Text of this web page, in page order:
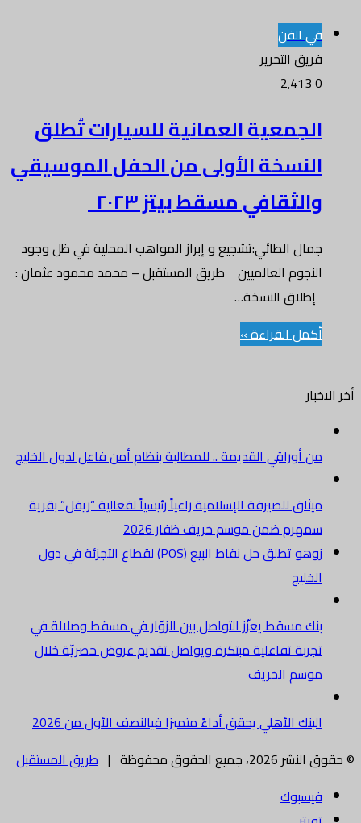
في الفن
فريق التحرير
0
الجمعية العمانية للسيارات تُطلق
النسخة الأولى من الحفل الموسيقي
والثقافي مسقط بيتز ٢٠٢٣
جمال الطائي:تشجيع و إبراز المواهب المحلية في ظل وجود
النجوم العالميين طريق المستقبل – محمد محمود عثمان :
إطلاق النسخة…
أكمل القراءة »
أخر الاخبار
من أوراقي القديمة .. للمطالبة بنظام أمن فاعل لدول الخليج
ميثاق للصيرفة الإسلامية راعياً رئيسياً لفعالية “ريفل” بقرية
سمهرم ضمن موسم خريف ظفار 2026
زوهو تطلق حل نقاط البيع (POS) لقطاع التجزئة في دول
الخليج
بنك مسقط يعزّز التواصل بين الزوّار في مسقط وصلالة في
تجربة تفاعلية مبتكرة ويواصل تقديم عروض حصريّة خلال
موسم الخريف
البنك الأهلي يحقق أداءً متميزا فيالنصف الأول من 2026
© حقوق النشر 2026، جميع الحقوق محفوظة |
طريق المستقبل
فيسبوك